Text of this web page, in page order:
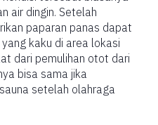
air dingin. Setelah
paparan panas dapat
kaku di area lokasi
dari pemulihan otot dari
bisa sama jika
setelah olahraga